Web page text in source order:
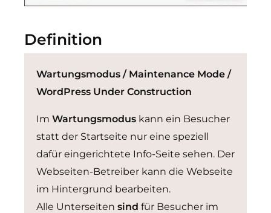
Definition
Wartungsmodus / Maintenance Mode /
WordPress Under Construction
Im Wartungsmodus kann ein Besucher
statt der Startseite nur eine speziell
dafür eingerichtete Info-Seite sehen. Der
Webseiten-Betreiber kann die Webseite
im Hintergrund bearbeiten.
Alle Unterseiten sind für Besucher im